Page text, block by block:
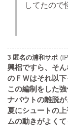
してたので
3 匿名の浦和サポ
興梠ですら、そ
のＦＷはそれ以
この編制をした強
ナバウトの離脱が
夏にシュートの
ムの動きがよくて